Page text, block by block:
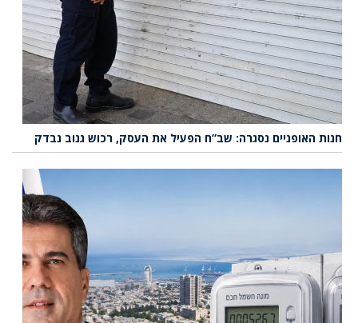
חנות האופניים נסגרה: שב”ח הפעיל את העסק, רכוש גנוב נבדק